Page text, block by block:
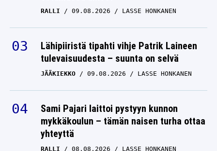
Lähipiiristä tipahti vihje Patrik Laineen
tulevaisuudesta – suunta on selvä
JÄÄKIEKKO 09.08.2026 LASSE HONKANEN
Sami Pajari laittoi pystyyn kunnon
mykkäkoulun – tämän naisen turha ottaa
yhteyttä
RALLI 08.08.2026